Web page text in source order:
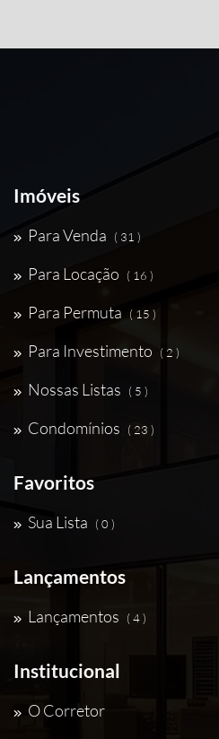
Imóveis
Para Venda ( 31 )
Para Locação ( 16 )
Para Permuta ( 15 )
Para Investimento ( 2 )
Nossas Listas ( 5 )
Condomínios ( 23 )
Favoritos
Sua Lista ( 0 )
Lançamentos
Lançamentos ( 4 )
Institucional
O Corretor